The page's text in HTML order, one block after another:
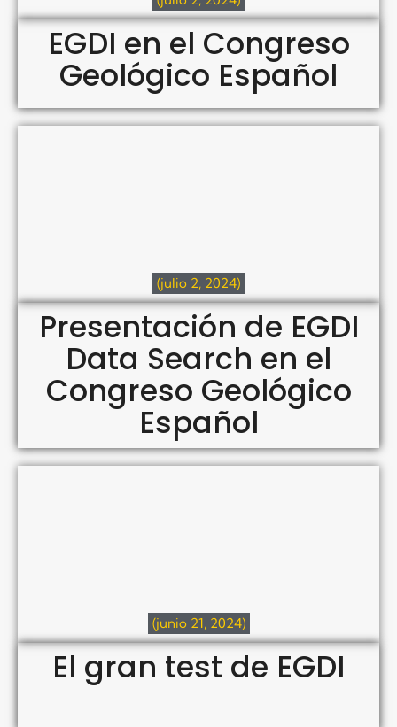
EGDI en el Congreso
Geológico Español
(julio 2, 2024)
Presentación de EGDI
Data Search en el
Congreso Geológico
Español
(junio 21, 2024)
El gran test de EGDI